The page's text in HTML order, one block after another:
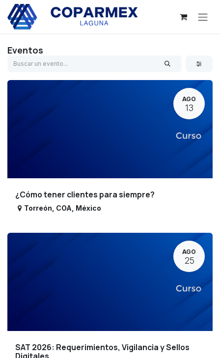
Ir al contenido
Eventos
AGO
13
¿Cómo tener clientes para siempre?
Torreón COA México
AGO
25
SAT 2026: Requerimientos, Vigilancia y Sellos